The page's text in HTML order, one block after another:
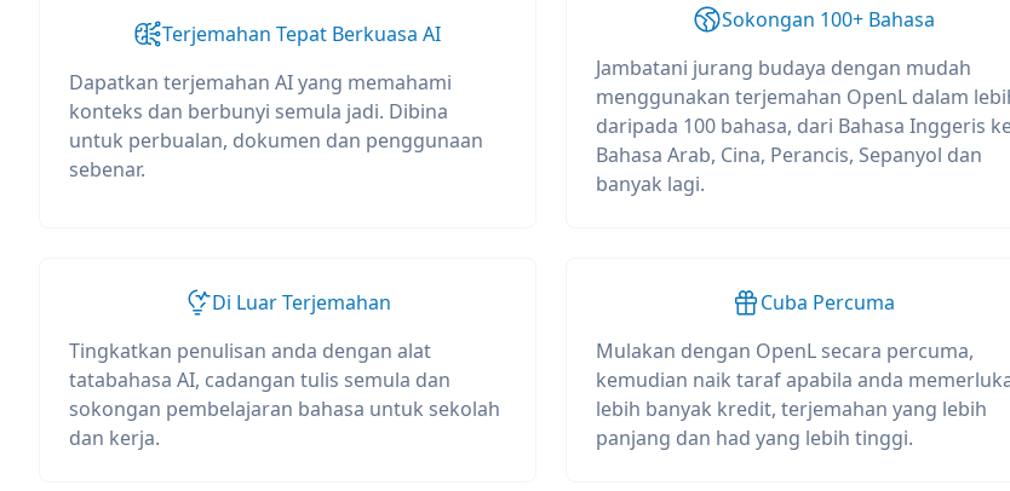
Terjemahan Tepat Berkuasa AI
Dapatkan terjemahan AI yang memahami
konteks dan berbunyi semula jadi. Dibina
untuk perbualan, dokumen dan penggunaan
sebenar.
Sokongan 100+ Bahasa
Jambatani jurang budaya dengan mudah
menggunakan terjemahan OpenL dalam
daripada 100 bahasa, dari Bahasa Inggeris
Bahasa Arab, Cina, Perancis, Sepanyol dan
banyak lagi.
Di Luar Terjemahan
Tingkatkan penulisan anda dengan alat
tatabahasa AI, cadangan tulis semula dan
sokongan pembelajaran bahasa untuk sekolah
dan kerja.
Cuba Percuma
Mulakan dengan OpenL secara percuma,
kemudian naik taraf apabila anda
lebih banyak kredit, terjemahan yang lebih
panjang dan had yang lebih tinggi.